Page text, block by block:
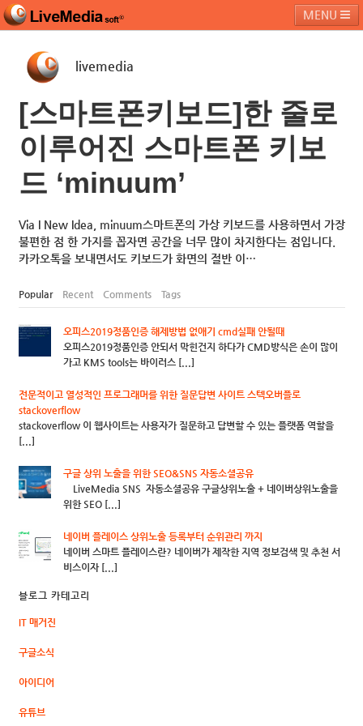
MENU
페밀리 사이트
livemedia
[스마트폰키보드]한 줄로
이루어진 스마트폰 키보
드 ‘minuum’
Via I New Idea, minuum스마트폰의 가상 키보드를 사용하면서 가장
불편한 점 한 가지를 꼽자면 공간을 너무 많이 차지한다는 점입니다.
카카오톡을 보내면서도 키보드가 화면의 절반 이…
Popular Recent Comments Tags
오피스2019정품인증 해제방법 없애기 cmd실패 안될때
오피스2019정품인증 안되서 막힌건지 하다가 CMD방식은 손이 많이
가고 KMS tools는 바이러스 [...]
전문적이고 열성적인 프로그래머를 위한 질문답변 사이트 스텍오버플로
stackoverflow
stackoverflow 이 웹사이트는 사용자가 질문하고 답변할 수 있는 플랫폼 역할을
[...]
구글 상위 노출을 위한 SEO&SNS 자동소셜공유
LiveMedia SNS 자동소셜공유 구글상위노출 + 네이버상위노출을
위한 SEO [...]
네이버 플레이스 상위노출 등록부터 순위관리 까지
네이버 스마트 플레이스란? 네이버가 제작한 지역 정보검색 및 추천 서
비스이자 [...]
블로그 카테고리
IT 매거진
구글소식
아이디어
유튜브